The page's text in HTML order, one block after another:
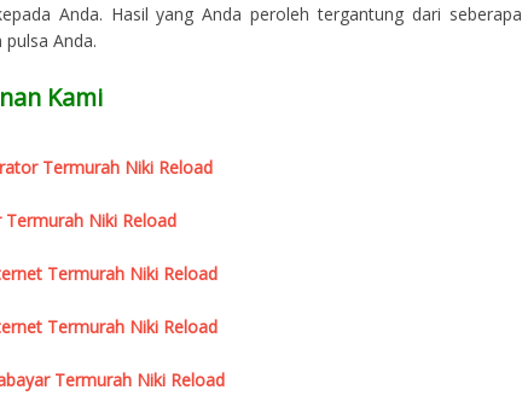
Anda. Hasil yang Anda peroleh tergantung dari seberapa
Anda.
Kami
Termurah Niki Reload
Niki Reload
Termurah Niki Reload
Termurah Niki Reload
Termurah Niki Reload